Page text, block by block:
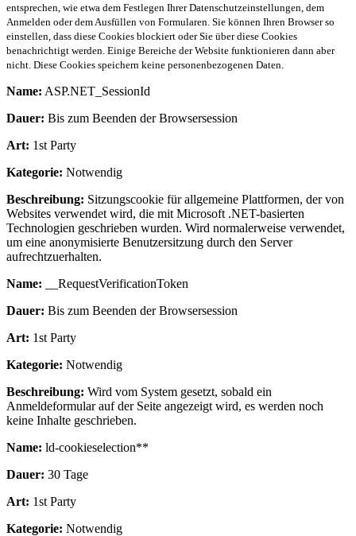
entsprechen, wie etwa dem Festlegen Ihrer Datenschutzeinstellungen, dem
Anmelden oder dem Ausfüllen von Formularen. Sie können Ihren Browser so
einstellen, dass diese Cookies blockiert oder Sie über diese Cookies
benachrichtigt werden. Einige Bereiche der Website funktionieren dann aber
nicht. Diese Cookies speichern keine personenbezogenen Daten.
Name: ASP.NET_SessionId
Dauer: Bis zum Beenden der Browsersession
Art: 1st Party
Kategorie: Notwendig
Beschreibung: Sitzungscookie für allgemeine Plattformen, der von
Websites verwendet wird, die mit Microsoft .NET-basierten
Technologien geschrieben wurden. Wird normalerweise verwendet,
um eine anonymisierte Benutzersitzung durch den Server
aufrechtzuerhalten.
Name: __RequestVerificationToken
Dauer: Bis zum Beenden der Browsersession
Art: 1st Party
Kategorie: Notwendig
Beschreibung: Wird vom System gesetzt, sobald ein
Anmeldeformular auf der Seite angezeigt wird, es werden noch
keine Inhalte geschrieben.
Name: ld-cookieselection**
Dauer: 30 Tage
Art: 1st Party
Kategorie: Notwendig